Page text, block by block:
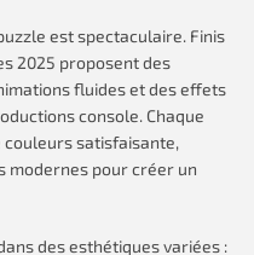
est spectaculaire. Finis
2025 proposent des
fluides et des effets
console. Chaque
couleurs satisfaisante,
modernes pour créer un
des esthétiques variées :